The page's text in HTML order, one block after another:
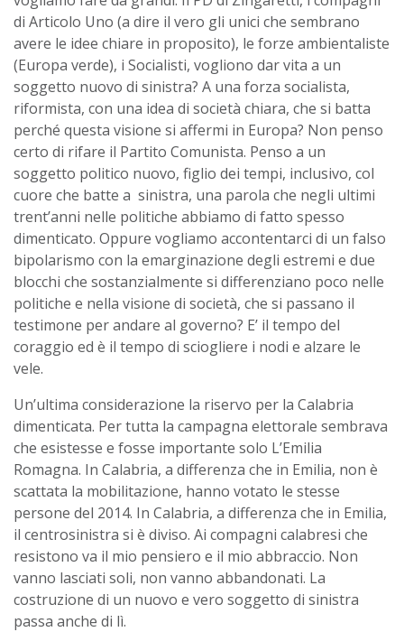
di Articolo Uno (a dire il vero gli unici che sembrano
avere le idee chiare in proposito), le forze ambientaliste
(Europa verde), i Socialisti, vogliono dar vita a un
soggetto nuovo di sinistra? A una forza socialista,
riformista, con una idea di società chiara, che si batta
perché questa visione si affermi in Europa? Non penso
certo di rifare il Partito Comunista. Penso a un
soggetto politico nuovo, figlio dei tempi, inclusivo, col
cuore che batte a sinistra, una parola che negli ultimi
trent’anni nelle politiche abbiamo di fatto spesso
dimenticato. Oppure vogliamo accontentarci di un falso
bipolarismo con la emarginazione degli estremi e due
blocchi che sostanzialmente si differenziano poco nelle
politiche e nella visione di società, che si passano il
testimone per andare al governo? E’ il tempo del
coraggio ed è il tempo di sciogliere i nodi e alzare le
vele.
Un’ultima considerazione la riservo per la Calabria
dimenticata. Per tutta la campagna elettorale sembrava
che esistesse e fosse importante solo L’Emilia
Romagna. In Calabria, a differenza che in Emilia, non è
scattata la mobilitazione, hanno votato le stesse
persone del 2014. In Calabria, a differenza che in Emilia,
il centrosinistra si è diviso. Ai compagni calabresi che
resistono va il mio pensiero e il mio abbraccio. Non
vanno lasciati soli, non vanno abbandonati. La
costruzione di un nuovo e vero soggetto di sinistra
passa anche di lì.